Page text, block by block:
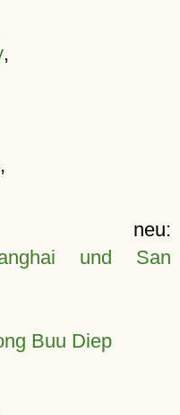
,
,
und San
Buu Diep